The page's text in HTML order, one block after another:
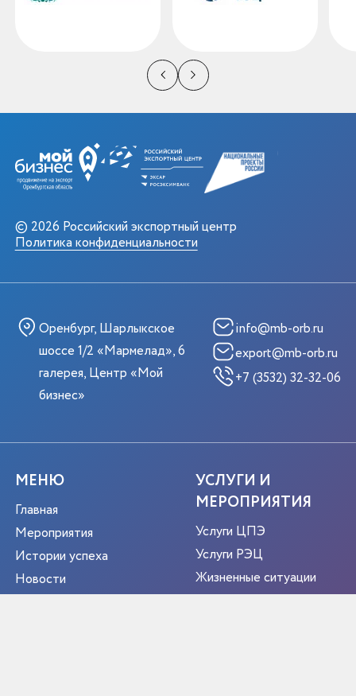
© 2026 Российский экспортный центр
Политика конфиденциальности
Оренбург, Шарлыкское
шоссе 1/2 «Мармелад», 6
галерея, Центр «Мой
бизнес»
info@mb-orb.ru
export@mb-orb.ru
+7 (3532) 32-32-06
МЕНЮ
Главная
Мероприятия
Истории успеха
Новости
УСЛУГИ И
МЕРОПРИЯТИЯ
Услуги ЦПЭ
Услуги РЭЦ
Жизненные ситуации
Мероприятия